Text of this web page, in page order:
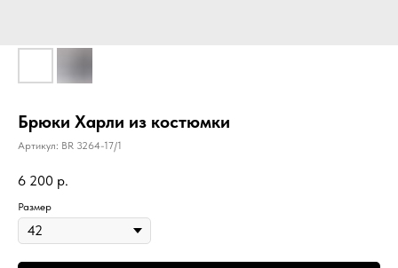
Брюки Харли из костюмки
Артикул: BR 3264-17/1
6 200 р.
Размер